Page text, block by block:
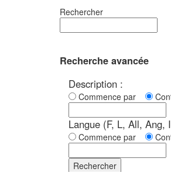
Rechercher
Recherche avancée
Description :
Commence par
Langue (F, L, All, Ang,
Commence par
Rechercher